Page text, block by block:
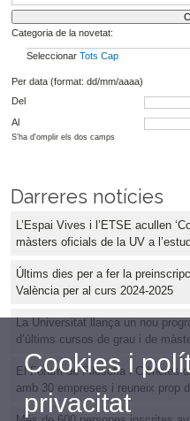
Categoria de la novetat:
Seleccionar Tots Cap
Per data (format: dd/mm/aaaa)
Del
Al
S'ha d'omplir els dos camps
Darreres notícies
L’Espai Vives i l’ETSE acullen
màsters oficials de la UV a
Últims dies per a fer la
València per al curs 2024-2025
La Universitat llança un nou
d’últims cursos de grau i de
El Fòrum de Filosofia i Ciències
amb 30 empreses i reuneix prop
Cookies i
privacitat